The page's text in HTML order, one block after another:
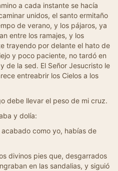
a cada instante se hacía
unidos, el santo ermitaño
de verano, y los pájaros, ya
entre los ramajes, y los
trayendo por delante el hato de
y poco paciente, no tardó en
de la sed. El Señor Jesucristo le
entreabrir los Cielos a los
debe llevar el peso de mi cruz.
y dolía:
como yo, habías de
divinos pies que, desgarrados
en las sandalias, y siguió